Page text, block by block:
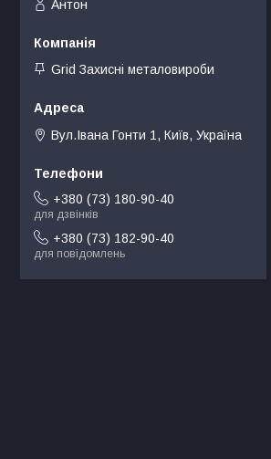
Антон
Grid Захисні металовироби
Вул.Івана Гонти 1, Київ, Україна
+380 (73) 180-90-40
для дзвінків
+380 (73) 182-90-40
для повідомлень